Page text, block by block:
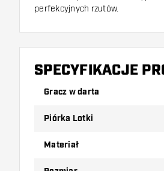
perfekcyjnych rzutów.
SPECYFIKACJE
Gracz w darta
Piórka Lotki
Materiał